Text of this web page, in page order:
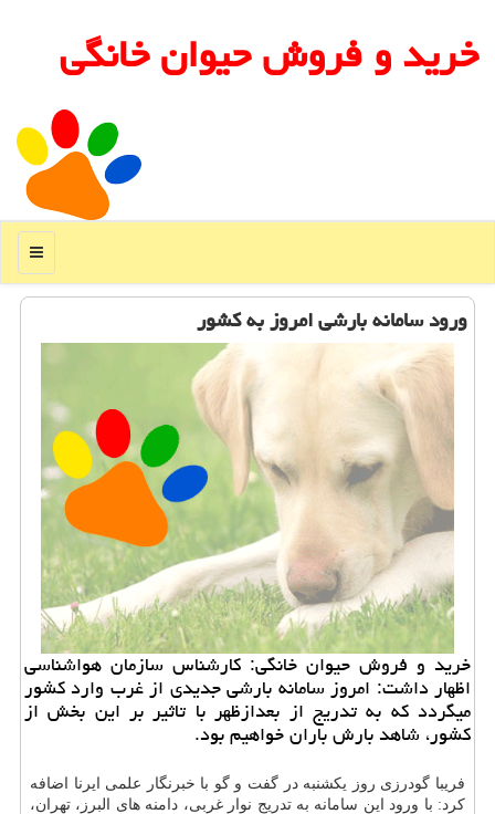
خرید و فروش حیوان خانگی
منو
ورود سامانه بارشی امروز به كشور
خرید و فروش حیوان خانگی: كارشناس سازمان هواشناسی
اظهار داشت: امروز سامانه بارشی جدیدی از غرب وارد كشور
میگردد كه به تدریج از بعدازظهر با تاثیر بر این بخش از
كشور، شاهد بارش باران خواهیم بود.
فریبا گودرزی روز یكشنبه در گفت و گو با خبرنگار علمی ایرنا اضافه
كرد: با ورود این سامانه به تدریج نوار غربی، دامنه های البرز، تهران،